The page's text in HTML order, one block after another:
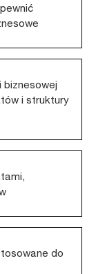
biznesowej
i struktury
do